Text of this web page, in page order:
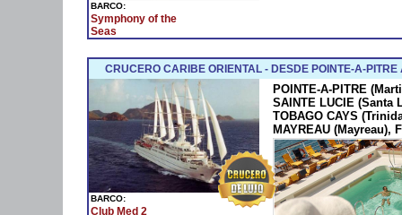
BARCO:
Symphony of the
Seas
CRUCERO CARIBE ORIENTAL - DESDE POINTE-A-PITRE
BARCO:
Club Med 2
POINTE-A-PITRE
SAINTE LUCIE (Santa
TOBAGO CAYS
MAYREAU (Mayreau),